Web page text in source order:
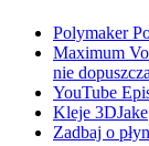
Polymaker
Maximum
nie
YouTube
Kleje 3DJake
Zadbaj o